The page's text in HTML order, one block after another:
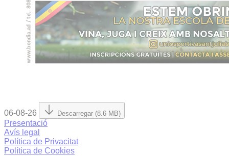
06-08-26 Descarregar (8.6 MB)
Presentació
Avís legal
Política de Privacitat
Política de Cookies